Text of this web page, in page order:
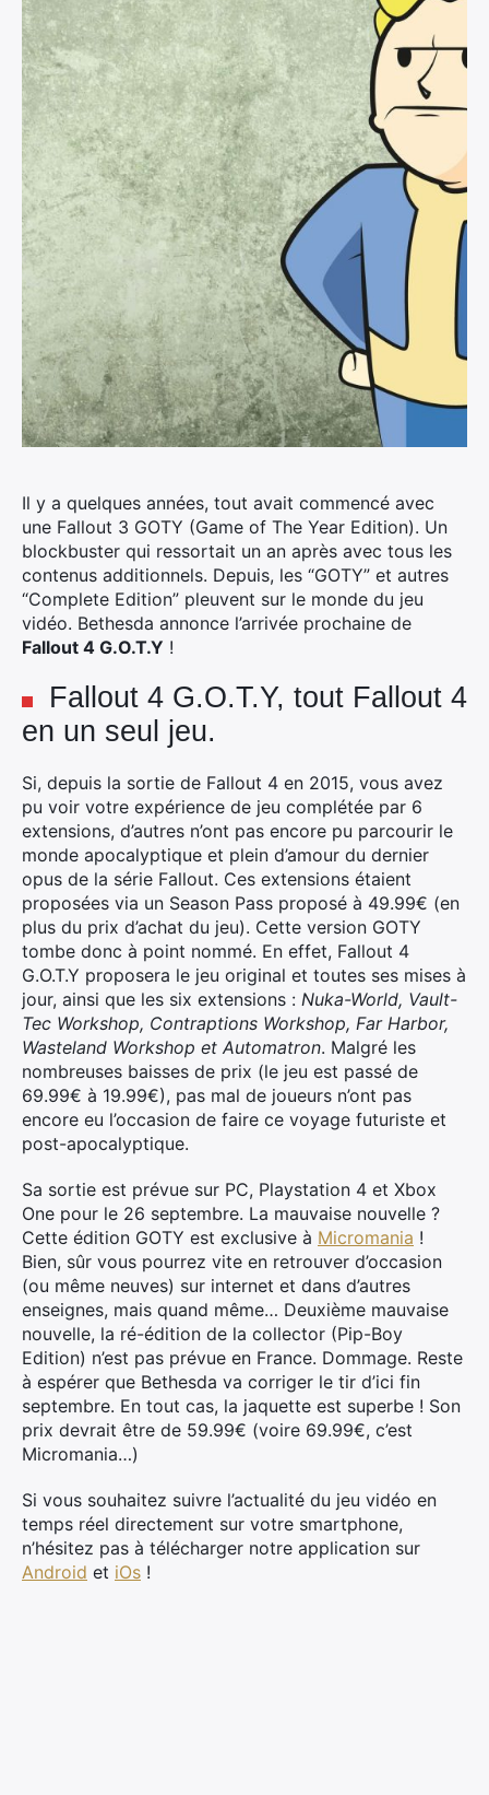
Il y a quelques années, tout avait commencé avec
une Fallout 3 GOTY (Game of The Year Edition). Un
blockbuster qui ressortait un an après avec tous les
contenus additionnels. Depuis, les “GOTY” et autres
“Complete Edition” pleuvent sur le monde du jeu
vidéo. Bethesda annonce l’arrivée prochaine de
Fallout 4 G.O.T.Y !
Fallout 4 G.O.T.Y, tout Fallout 4
en un seul jeu.
Si, depuis la sortie de Fallout 4 en 2015, vous avez
pu voir votre expérience de jeu complétée par 6
extensions, d’autres n’ont pas encore pu parcourir le
monde apocalyptique et plein d’amour du dernier
opus de la série Fallout. Ces extensions étaient
proposées via un Season Pass proposé à 49.99€ (en
plus du prix d’achat du jeu). Cette version GOTY
tombe donc à point nommé. En effet, Fallout 4
G.O.T.Y proposera le jeu original et toutes ses mises à
jour, ainsi que les six extensions : Nuka-World, Vault-
Tec Workshop, Contraptions Workshop, Far Harbor,
Wasteland Workshop et Automatron. Malgré les
nombreuses baisses de prix (le jeu est passé de
69.99€ à 19.99€), pas mal de joueurs n’ont pas
encore eu l’occasion de faire ce voyage futuriste et
post-apocalyptique.
Sa sortie est prévue sur PC, Playstation 4 et Xbox
One pour le 26 septembre. La mauvaise nouvelle ?
Cette édition GOTY est exclusive à Micromania !
Bien, sûr vous pourrez vite en retrouver d’occasion
(ou même neuves) sur internet et dans d’autres
enseignes, mais quand même… Deuxième mauvaise
nouvelle, la ré-édition de la collector (Pip-Boy
Edition) n’est pas prévue en France. Dommage. Reste
à espérer que Bethesda va corriger le tir d’ici fin
septembre. En tout cas, la jaquette est superbe ! Son
prix devrait être de 59.99€ (voire 69.99€, c’est
Micromania…)
Si vous souhaitez suivre l’actualité du jeu vidéo en
temps réel directement sur votre smartphone,
n’hésitez pas à télécharger notre application sur
Android et iOs !